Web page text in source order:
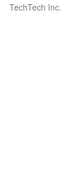
TechTech Inc.